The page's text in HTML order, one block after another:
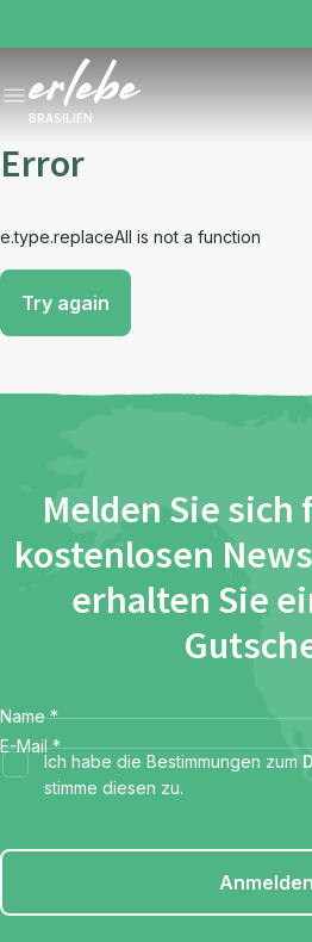
BRASILIEN
Error
e.type.replaceAll is not a function
Try again
Melden Sie sich
kostenlosen
erhalten Sie
Name *
E-Mail *
Ich habe die Bestimmungen zum
stimme diesen zu.
Anmelden